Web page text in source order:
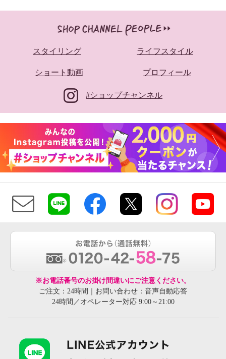
スタイリング ライフスタイル
ショート動画 プロフィール
#ショップチャンネル
※お電話番号のお掛け間違いにご注意ください。
ご注文：24時間｜お問い合わせ：音声自動応答
24時間／オペレーター対応 9:00～21:00